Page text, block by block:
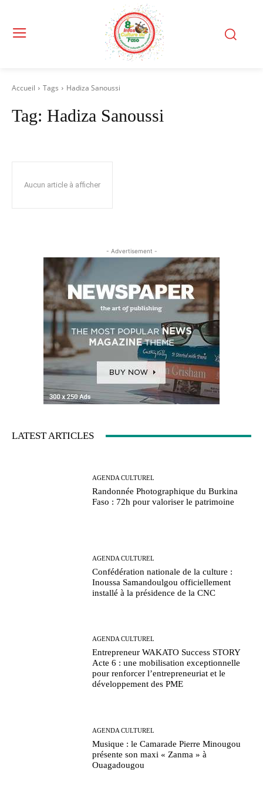
Accueil Tags Hadiza Sanoussi
Tag: Hadiza Sanoussi
Aucun article à afficher
- Advertisement -
LATEST ARTICLES
AGENDA CULTUREL
Randonnée Photographique du Burkina
Faso : 72h pour valoriser le patrimoine
AGENDA CULTUREL
Confédération nationale de la culture :
Inoussa Samandoulgou officiellement
installé à la présidence de la CNC
AGENDA CULTUREL
Entrepreneur WAKATO Success STORY
Acte 6 : une mobilisation exceptionnelle
pour renforcer l’entrepreneuriat et le
développement des PME
AGENDA CULTUREL
Musique : le Camarade Pierre Minougou
présente son maxi « Zanma » à
Ouagadougou